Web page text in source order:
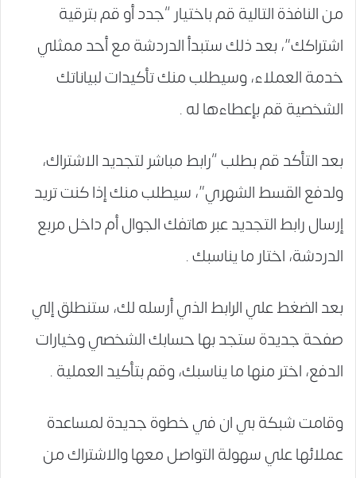
من النافذة التالية قم باختيار “جدد أو قم بترقية
اشتراكك”، بعد ذلك ستبدأ الدردشة مع أحد ممثلي
خدمة العملاء، وسيطلب منك تأكيدات لبياناتك
الشخصية قم بإعطاءها له .
بعد التأكد قم بطلب “رابط مباشر لتجديد الاشتراك،
ولدفع القسط الشهري”، سيطلب منك إذا كنت تريد
إرسال رابط التجديد عبر هاتفك الجوال أم داخل مربع
الدردشة، اختار ما يناسبك .
بعد الضغط علي الرابط الذي أرسله لك، ستنطلق إلي
صفحة جديدة ستجد بها حسابك الشخصي وخيارات
الدفع، اختر منها ما يناسبك، وقم بتأكيد العملية .
وقامت شبكة بي ان في خطوة جديدة لمساعدة
عملائها علي سهولة التواصل معها والاشتراك من